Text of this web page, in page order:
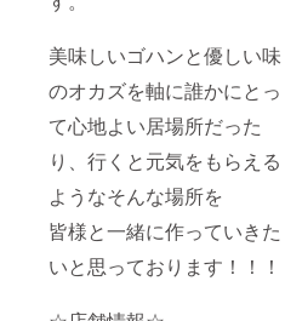
美味しいゴハンと優しい味
のオカズを軸に誰かにとっ
て心地よい居場所だった
り、行くと元気をもらえる
ようなそんな場所を
皆様と一緒に作っていきた
いと思っております！！！